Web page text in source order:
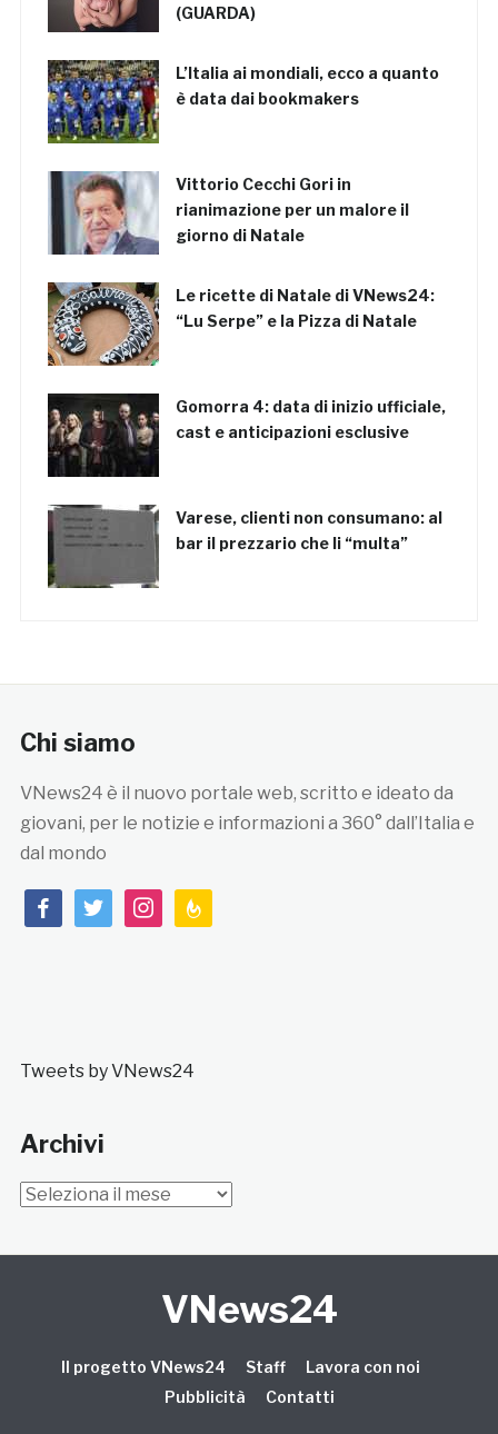
(GUARDA)
L’Italia ai mondiali, ecco a quanto
è data dai bookmakers
Vittorio Cecchi Gori in
rianimazione per un malore il
giorno di Natale
Le ricette di Natale di VNews24:
“Lu Serpe” e la Pizza di Natale
Gomorra 4: data di inizio ufficiale,
cast e anticipazioni esclusive
Varese, clienti non consumano: al
bar il prezzario che li “multa”
Chi siamo
VNews24 è il nuovo portale web, scritto e ideato da
giovani, per le notizie e informazioni a 360° dall’Italia e
dal mondo
facebooktwitterinstagramfeedburner
Tweets by VNews24
Archivi
Archivi
VNews24
Il progetto VNews24 Staff
Lavora con noi
Pubblicità
Contatti